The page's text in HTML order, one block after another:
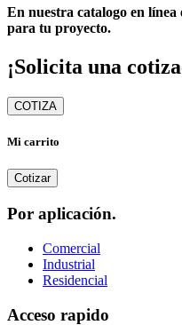
En nuestra catalogo en
para tu proyecto.
¡Solicita una
COTIZA
Mi carrito
Cotizar
Por aplicación.
Comercial
Industrial
Residencial
Acceso rapido